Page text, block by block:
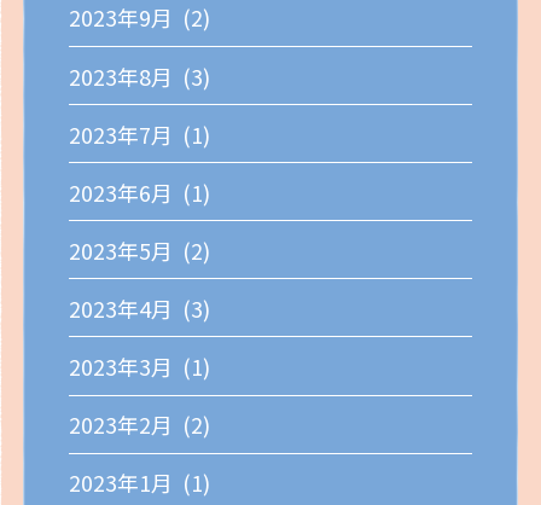
2023年9月 (2)
2023年8月 (3)
2023年7月 (1)
2023年6月 (1)
2023年5月 (2)
2023年4月 (3)
2023年3月 (1)
2023年2月 (2)
2023年1月 (1)